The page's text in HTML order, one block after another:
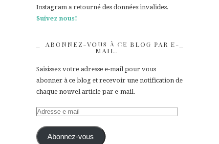
Instagram a retourné des données invalides.
Suivez nous!
ABONNEZ-VOUS À CE BLOG PAR E-
MAIL.
Saisissez votre adresse e-mail pour vous
abonner à ce blog et recevoir une notification de
chaque nouvel article par e-mail.
Adresse
mail Abonnez-vous